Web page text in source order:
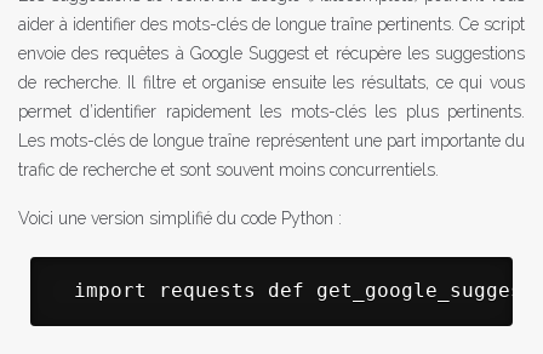
aider à identifier des mots-clés de longue traîne pertinents. Ce script
envoie des requêtes à Google Suggest et récupère les suggestions
de recherche. Il filtre et organise ensuite les résultats, ce qui vous
permet d’identifier rapidement les mots-clés les plus pertinents.
Les mots-clés de longue traîne représentent une part importante du
trafic de recherche et sont souvent moins concurrentiels.
Voici une version simplifié du code Python :
import requests def